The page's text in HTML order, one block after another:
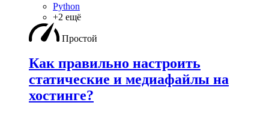
Python
+2 ещё
Простой
Как правильно настроить
статические и медиафайлы на
хостинге?